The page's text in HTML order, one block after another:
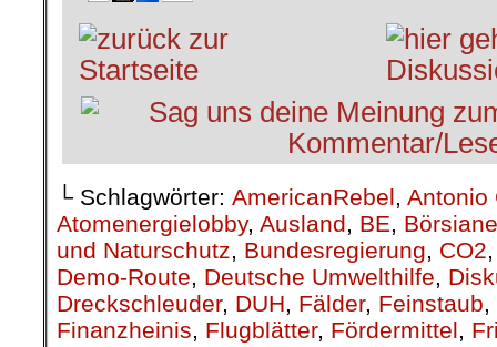
└ Schlagwörter: AmericanRebel, Antonio
Atomenergielobby, Ausland, BE,
und Naturschutz, Bundesregierung, CO2
Demo-Route, Deutsche Umwelthilfe,
Dreckschleuder, DUH, Fälder, Feinstaub,
Finanzheinis, Flugblätter, Fördermittel,